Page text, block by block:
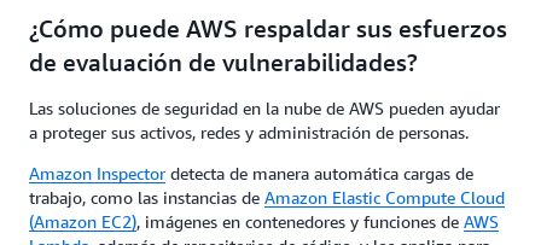
¿Cómo puede AWS respaldar sus esfuerzos
de evaluación de vulnerabilidades?
Las soluciones de seguridad en la nube de AWS pueden ayudar
a proteger sus activos, redes y administración de personas.
Amazon Inspector detecta de manera automática cargas de
trabajo, como las instancias de Amazon Elastic Compute Cloud
(Amazon EC2), imágenes en contenedores y funciones de AWS